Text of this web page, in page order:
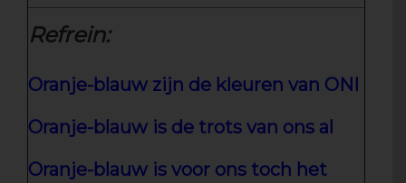
Refrein:
Oranje-blauw zijn de kleuren van ONI
Oranje-blauw is de trots van ons al
Oranje-blauw is voor ons toch het